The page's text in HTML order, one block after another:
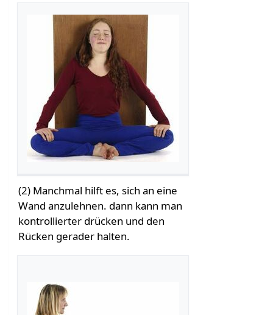
(2) Manchmal hilft es, sich an eine
Wand anzulehnen. dann kann man
kontrollierter drücken und den
Rücken gerader halten.